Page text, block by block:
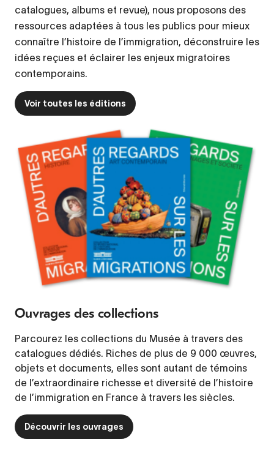
catalogues, albums et revue), nous proposons des
ressources adaptées à tous les publics pour mieux
connaître l’histoire de l’immigration, déconstruire les
idées reçues et éclairer les enjeux migratoires
contemporains.
Voir toutes les éditions
Ouvrages des collections
Parcourez les collections du Musée à travers des
catalogues dédiés. Riches de plus de 9 000 œuvres,
objets et documents, elles sont autant de témoins
de l’extraordinaire richesse et diversité de l’histoire
de l’immigration en France à travers les siècles.
Découvrir les ouvrages